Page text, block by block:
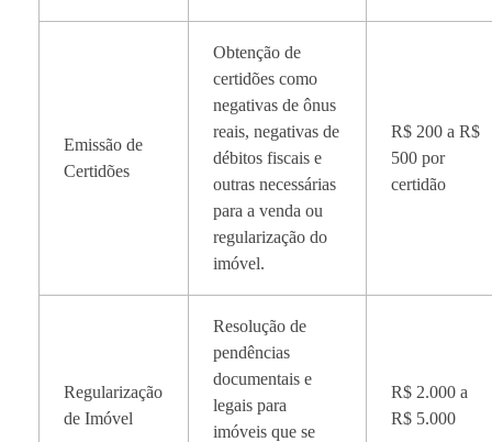
Emissão de
Certidões
Obtenção de
certidões como
negativas de ônus
reais, negativas de
débitos fiscais e
outras necessárias
para a venda ou
regularização do
imóvel.
R$ 200 a R$
500 por
certidão
Regularização
de Imóvel
Resolução de
pendências
documentais e
legais para
imóveis que se
R$ 2.000 a
R$ 5.000